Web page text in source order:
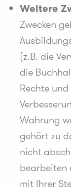
Weitere
Zwecken
(z.B. die
die
Rechte
Wahrung
gehört zu
nicht
bearbeiten
mit Ihrer